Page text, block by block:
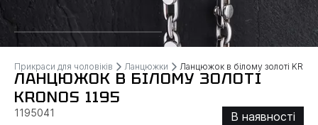
Прикраси для чоловіків Ланцюжки Ланцюжок в білому золоті
ЛАНЦЮЖОК В БІЛОМУ ЗОЛОТІ
KRONOS 1195
1195041
В наявності